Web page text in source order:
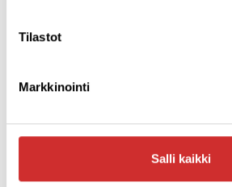
Tilastot
Markkinointi
Salli kaikki
Vastaanoton